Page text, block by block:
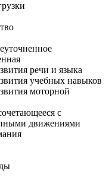
речи и языка
учебных навыков
моторной
с
движениями